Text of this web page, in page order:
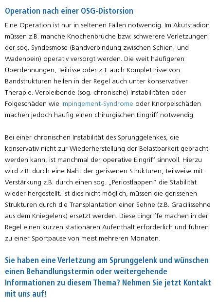
Operation nach einer OSG-Distorsion
Eine Operation ist nur in seltenen Fällen notwendig. Im Akutstadion
müssen z.B. manche Knochenbrüche bzw. schwerere Verletzungen
der sog. Syndesmose (Bandverbindung zwischen Schien- und
Wadenbein) operativ versorgt werden. Die weit häufigeren
Überdehnungen, Teilrisse oder z.T. auch Komplettrisse von
Bandstrukturen heilen in der Regel auch unter konservativer
Therapie. Verbleibende (sog. chronische) Instabilitäten oder
Folgeschäden wie Impingement-Syndrome oder Knorpelschäden
machen jedoch häufig einen chirurgischen Eingriff notwendig.
Bei einer chronischen Instabilität des Sprunggelenkes, die
konservativ nicht zur Wiederherstellung der Belastbarkeit gebracht
werden kann, ist manchmal der operative Eingriff sinnvoll. Hierzu
wird z.B. durch eine Naht der gerissenen Strukturen, teilweise mit
Verstärkung z.B. durch einen sog. „Periostlappen“ die Stabilität
wieder hergestellt. Ist dies nicht möglich, müssen die gerissenen
Strukturen durch die Transplantation einer Sehne (z.B. Gracilissehne
aus dem Kniegelenk) ersetzt werden. Diese Eingriffe machen in der
Regel einen kurzen stationären Aufenthalt erforderlich und führen
zu einer Sportpause von meist mehreren Monaten.
Sie haben eine Verletzung am Sprunggelenk und wünschen
einen Behandlungstermin oder weitergehende
Informationen zu diesem Thema? Nehmen Sie jetzt Kontakt
mit uns auf!